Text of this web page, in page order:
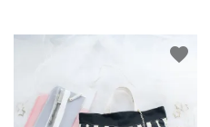
favorite